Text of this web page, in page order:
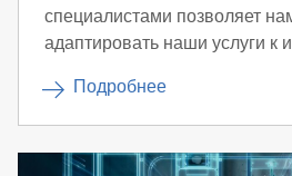
специалистами позволяет
адаптировать наши услуги к
Подробнее